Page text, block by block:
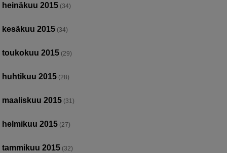
heinäkuu 2015 (34)
kesäkuu 2015 (34)
toukokuu 2015 (29)
huhtikuu 2015 (28)
maaliskuu 2015 (31)
helmikuu 2015 (27)
tammikuu 2015 (32)